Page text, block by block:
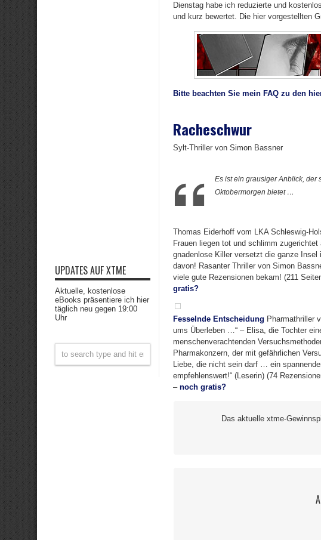
Dienstag habe ich reduzierte und
und kurz bewertet. Die hier vorgestellten
Bitte beachten Sie mein FAQ zu den
Racheschwur
Sylt-Thriller von Simon Bassner
Es ist ein grausiger Anblick, der
Oktobermorgen bietet …
Thomas Eiderhoff vom LKA Schleswig-
Frauen liegen tot und schlimm
gnadenlose Killer versetzt die ganze
davon! Rasanter Thriller von Simon
viele gute Rezensionen bekam! (211
gratis?
Fesselnde Entscheidung Pharmathriller
ums Überleben …“ – Elisa, die Tochter
menschenverachtenden
Pharmakonzern, der mit gefährlichen
Liebe, die nicht sein darf … ein
empfehlenswert!“ (Leserin) (74
– noch gratis?
Das aktuelle xtme-
UPDATES AUF XTME
Aktuelle, kostenlose
eBooks präsentiere ich hier
täglich neu gegen 19:00
Uhr